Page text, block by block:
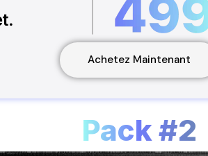
Achetez Maintenant
Pack #2